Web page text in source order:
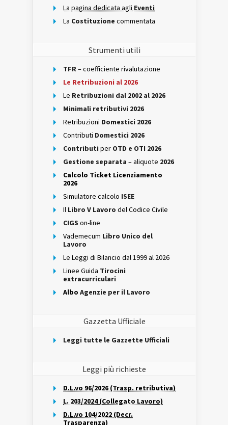
La pagina dedicata agli Eventi
La Costituzione commentata
Strumenti utili
TFR– coefficiente rivalutazione
Le Retribuzioni al 2026
Le Retribuzioni dal 2002 al 2026
Minimali retributivi 2026
Retribuzioni Domestici 2026
Contributi Domestici 2026
Contributi per OTD e OTI 2026
Gestione separata – aliquote 2026
Calcolo Ticket Licenziamento
2026
Simulatore calcolo ISEE
Il Libro V Lavoro del Codice Civile
CIGS on-line
Vademecum Libro Unico del
Lavoro
Le Leggi di Bilancio dal 1999 al 2026
Linee Guida Tirocini
extracurriculari
Albo Agenzie per il Lavoro
Gazzetta Ufficiale
Leggi tutte le Gazzette Ufficiali
Leggi più richieste
D.L.vo 96/2026 (Trasp. retributiva)
L. 203/2024 (Collegato Lavoro)
D.L.vo 104/2022 (Decr.
Trasparenza)